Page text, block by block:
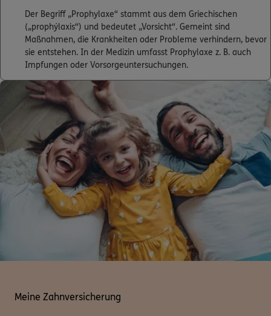
Der Begriff „Prophylaxe“ stammt aus dem Griechischen
(„prophýlaxis“) und bedeutet „Vorsicht“. Gemeint sind
Maßnahmen, die Krankheiten oder Probleme verhindern, bevor
sie entstehen. In der Medizin umfasst Prophylaxe z. B. auch
Impfungen oder Vorsorgeuntersuchungen.
Meine Zahnversicherung